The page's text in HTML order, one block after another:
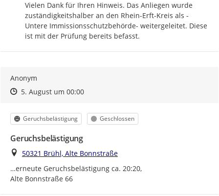
Vielen Dank für Ihren Hinweis. Das Anliegen wurde
zuständigkeitshalber an den Rhein-Erft-Kreis als -
Untere Immissionsschutzbehörde- weitergeleitet. Diese
ist mit der Prüfung bereits befasst.
Anonym
Zeitpunkt des Erstellens
Zeitpunkt des Erstellens
5. August um 00:00Zur Äußerung
Kategorie
Geruchsbelästigung Status
Geschlossen
Geruchsbelästigung
Ort
50321 Brühl, Alte Bonnstraße
…erneute Geruchsbelästigung ca. 20:20,
Alte Bonnstraße 66